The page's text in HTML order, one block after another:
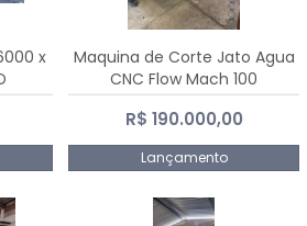
x
Maquina de Corte Jato Agua
CNC Flow Mach 100
R$ 190.000,00
Lançamento